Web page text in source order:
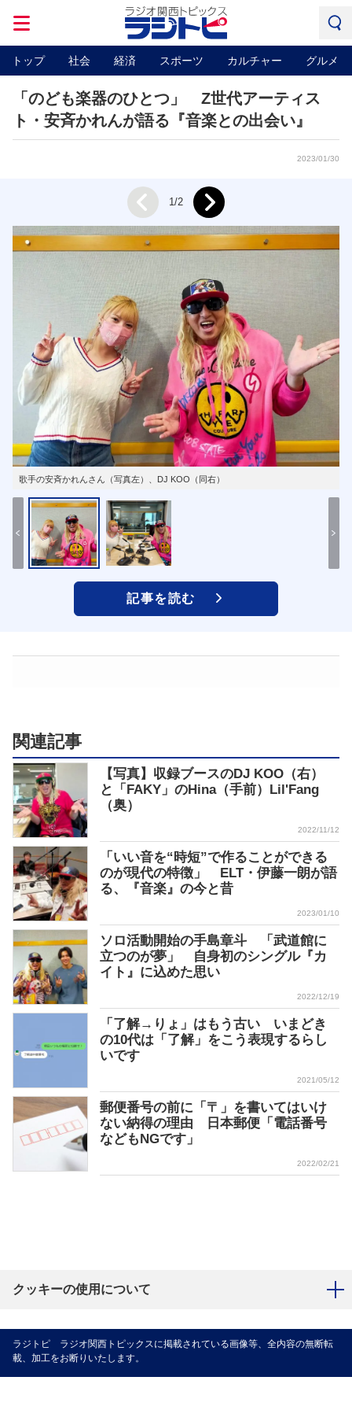
トップ 社会 経済 スポーツ カルチャー グルメ
「のども楽器のひとつ」 Z世代アーティス
ト・安斉かれんが語る『音楽との出会い』
2023/01/30
歌手の安斉かれんさん（写真左）、DJ KOO（同右）
Prev 1/2 Next
記事を読む
関連記事
【写真】収録ブースのDJ KOO（右）
と「FAKY」のHina（手前）Lil'Fang
（奥）
2022/11/12
「いい音を“時短”で作ることができる
のが現代の特徴」 ELT・伊藤一朗が語
る、『音楽』の今と昔
2023/01/10
ソロ活動開始の手島章斗 「武道館に
立つのが夢」 自身初のシングル『カ
イト』に込めた思い
2022/12/19
「了解→りょ」はもう古い いまどき
の10代は「了解」をこう表現するらし
いです
2021/05/12
郵便番号の前に「〒」を書いてはいけ
ない納得の理由 日本郵便「電話番号
などもNGです」
2022/02/21
クッキーの使用について
ラジトピ ラジオ関西トピックスに掲載されている画像等、全内容の無断転
載、加工をお断りいたします。